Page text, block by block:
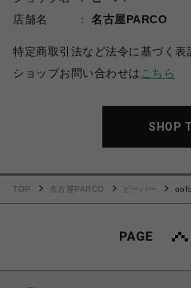
店舗名
名古屋PARCO
特定商取引法など法令に基づく表
ショップお問い合わせは こちら
SHOP
TOP 名古屋PARCO ビーバー